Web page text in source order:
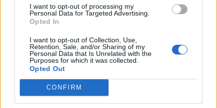
I want to opt-out of processing my
Personal Data for Targeted Advertising.
Opted In
I want to opt-out of Collection, Use,
Retention, Sale, and/or Sharing of my
Personal Data that Is Unrelated with the
Purposes for which it was collected.
Opted Out
CONFIRM
31/07/2026 - 13:39